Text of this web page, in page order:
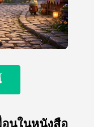
อนในหนังสือ